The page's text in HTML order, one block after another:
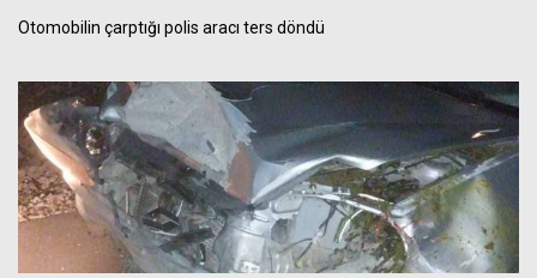
Otomobilin çarptığı polis aracı ters döndü